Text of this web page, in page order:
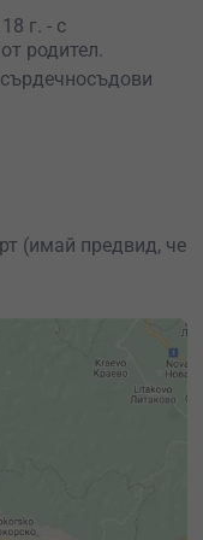
г. - с
родител.
(имай предвид, че